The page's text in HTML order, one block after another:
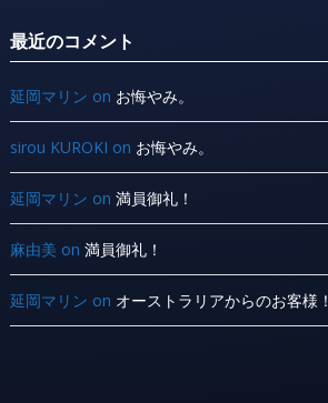
最近のコメント
延岡マリン on お悔やみ。
sirou KUROKI on お悔やみ。
延岡マリン on 満員御礼！
麻由美 on 満員御礼！
延岡マリン on オーストラリアからのお客様！